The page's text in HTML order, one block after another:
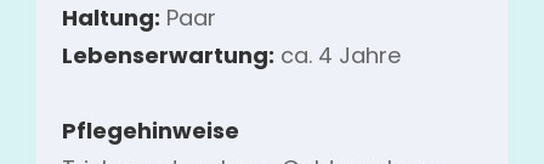
Haltung: Paar
Lebenserwartung: ca. 4 Jahre
Pflegehinweise